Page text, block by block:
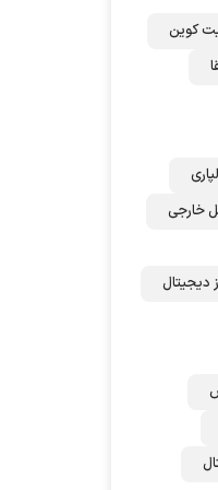
کوین
خارجی